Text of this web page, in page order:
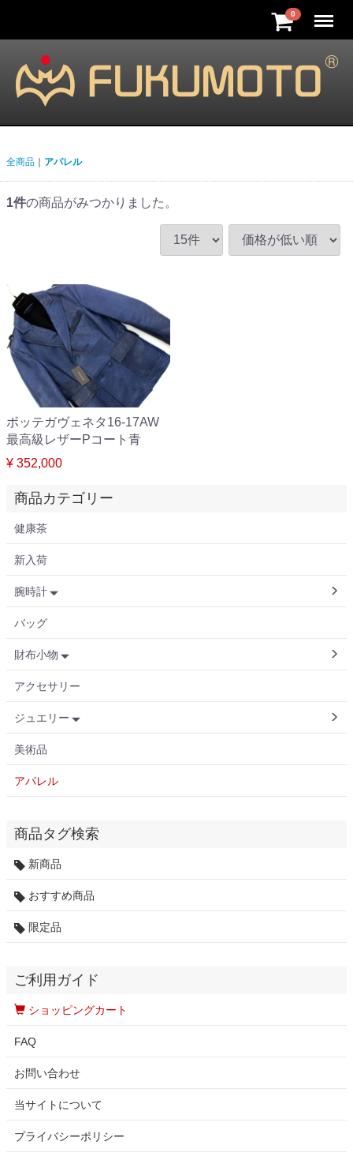
0 Menu
全商品 アパレル
1件の商品がみつかりました。
ボッテガヴェネタ16-17AW
最高級レザーPコート青
¥ 352,000
商品カテゴリー
健康茶
新入荷
腕時計
バッグ
財布小物
アクセサリー
ジュエリー
美術品
アパレル
商品タグ検索
新商品
おすすめ商品
限定品
ご利用ガイド
ショッピングカート
FAQ
お問い合わせ
当サイトについて
プライバシーポリシー